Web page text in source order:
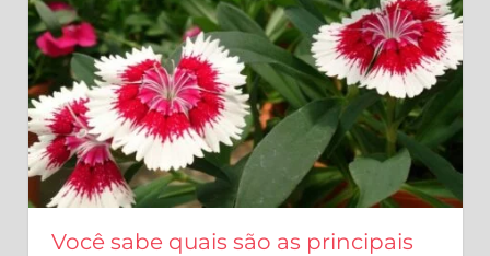
Você sabe quais são as principais